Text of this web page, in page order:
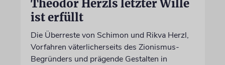
Theodor Herzls letzter Wille
ist erfüllt
Die Überreste von Schimon und Rikva Herzl,
Vorfahren väterlicherseits des Zionismus-
Begründers und prägende Gestalten in